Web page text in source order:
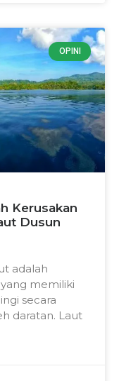
OPINI
Kerusakan
Dusun
adalah
memiliki
secara
daratan. Laut